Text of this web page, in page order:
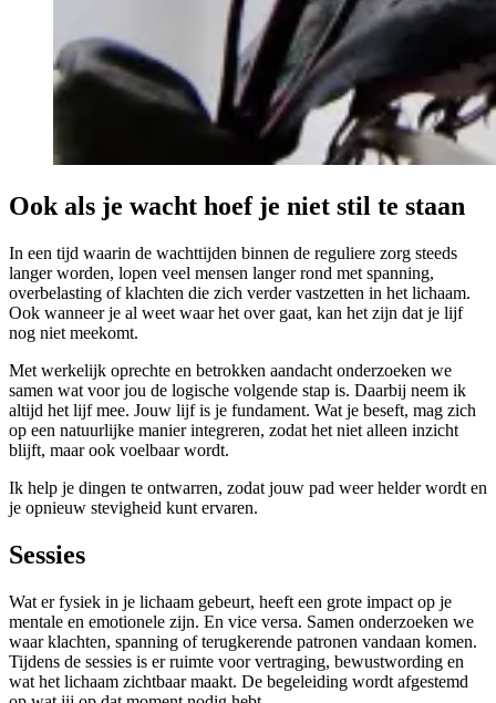
Ook als je wacht hoef je niet stil te staan
In een tijd waarin de wachttijden binnen de reguliere zorg steeds
langer worden, lopen veel mensen langer rond met spanning,
overbelasting of klachten die zich verder vastzetten in het lichaam.
Ook wanneer je al weet waar het over gaat, kan het zijn dat je lijf
nog niet meekomt.
Met werkelijk oprechte en betrokken aandacht onderzoeken we
samen wat voor jou de logische volgende stap is. Daarbij neem ik
altijd het lijf mee. Jouw lijf is je fundament. Wat je beseft, mag zich
op een natuurlijke manier integreren, zodat het niet alleen inzicht
blijft, maar ook voelbaar wordt.
Ik help je dingen te ontwarren, zodat jouw pad weer helder wordt en
je opnieuw stevigheid kunt ervaren.
Sessies
Wat er fysiek in je lichaam gebeurt, heeft een grote impact op je
mentale en emotionele zijn. En vice versa. Samen onderzoeken we
waar klachten, spanning of terugkerende patronen vandaan komen.
Tijdens de sessies is er ruimte voor vertraging, bewustwording en
wat het lichaam zichtbaar maakt. De begeleiding wordt afgestemd